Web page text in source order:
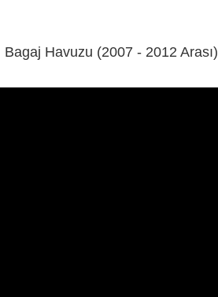
Havuzu (2007 - 2012 Arası)